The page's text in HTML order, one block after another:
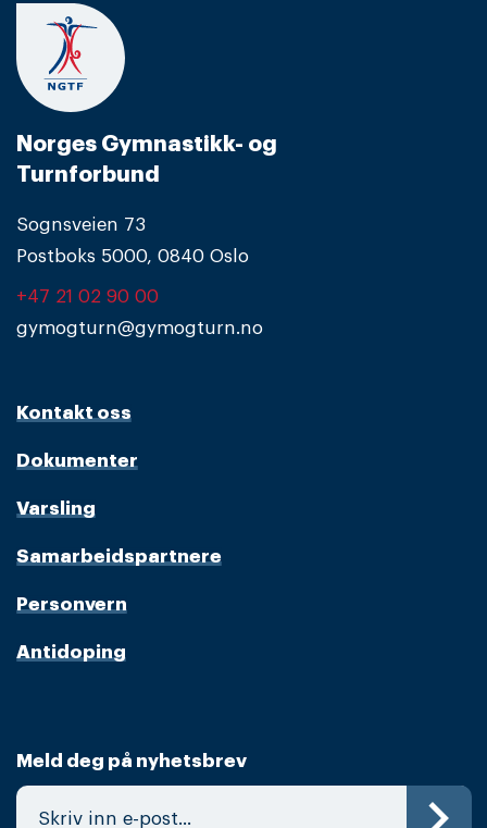
Norges Gymnastikk- og
Turnforbund
Sognsveien 73
Postboks 5000, 0840 Oslo
+47 21 02 90 00
gymogturn@gymogturn.no
Kontakt oss
Dokumenter
Varsling
Samarbeidspartnere
Personvern
Antidoping
Meld deg på nyhetsbrev